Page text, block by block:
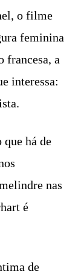
o filme
feminina
francesa, a
interessa:
que há de
nas
é
de